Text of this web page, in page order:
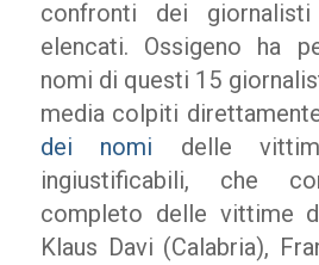
confronti dei
elencati. Ossigeno ha
nomi di questi 15
media colpiti
dei nomi delle
ingiustificabili, che
completo delle vittime
Klaus Davi (Calabria),